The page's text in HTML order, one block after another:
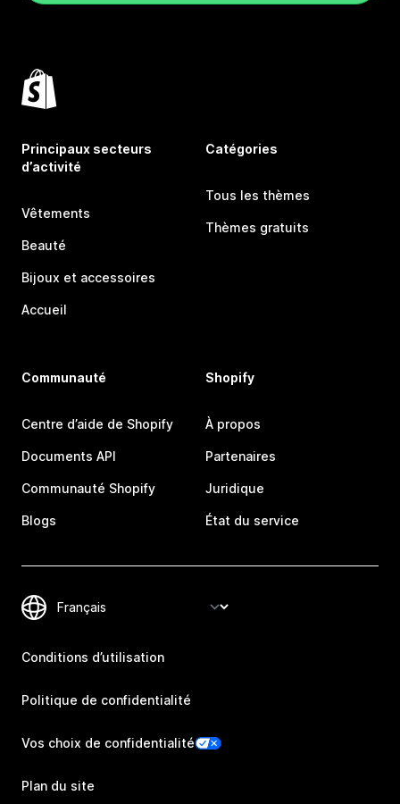
Principaux secteurs
d’activité
Vêtements
Beauté
Bijoux et accessoires
Accueil
Catégories
Tous les thèmes
Thèmes gratuits
Communauté
Centre d’aide de Shopify
Documents API
Communauté Shopify
Blogs
Shopify
À propos
Partenaires
Juridique
État du service
Conditions d’utilisation
Politique de confidentialité
Vos choix de confidentialité
Plan du site